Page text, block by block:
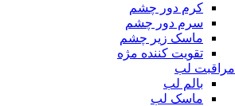
کرم دور چشم
سرم دور چشم
ماسک زیر چشم
تقویت کننده مژه
مراقبت لب
بالم لب
ماسک لب